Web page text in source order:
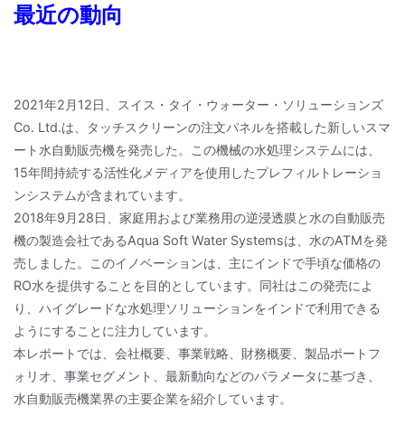
最近の動向
2021年2月12日、スイス・タイ・ウォーター・ソリューションズ
Co. Ltd.は、タッチスクリーンの注文パネルを搭載した新しいスマ
ート水自動販売機を発売した。この機械の水処理システムには、
15年間持続する活性化メディアを使用したプレフィルトレーショ
ンシステムが含まれています。
2018年9月28日、家庭用および業務用の逆浸透膜と水の自動販売
機の製造会社であるAqua Soft Water Systemsは、水のATMを発
売しました。このイノベーションは、主にインドで手頃な価格の
RO水を提供することを目的としています。同社はこの発売によ
り、ハイグレードな水処理ソリューションをインドで利用できる
ようにすることに注力しています。
本レポートでは、会社概要、事業戦略、財務概要、製品ポートフ
ォリオ、事業セグメント、最新動向などのパラメータに基づき、
水自動販売機業界の主要企業を紹介しています。